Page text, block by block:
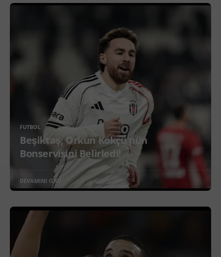
FUTBOL
Beşiktaş, Orkun Kökçü'nün
Bonservisini Belirledi!
DEVAMINI OKU